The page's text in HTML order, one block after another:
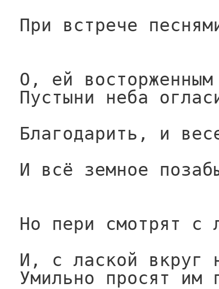
При встрече
О, ей
Пустыни неба
Благодарить, и
И всё земное
Но пери смотрят с
И, с лаской вкруг
Умильно просят им